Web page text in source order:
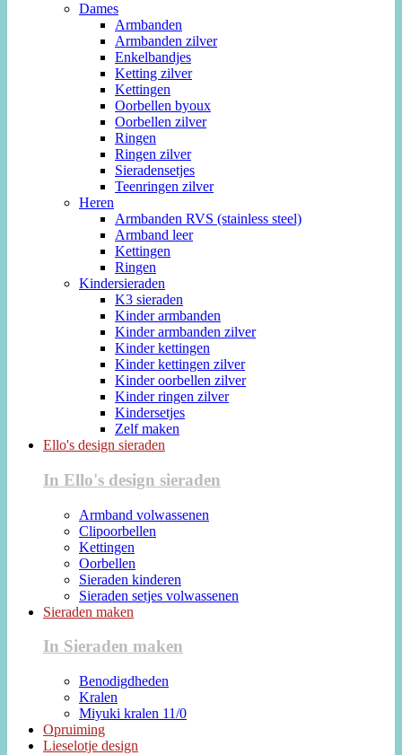
Dames
Armbanden
Armbanden zilver
Enkelbandjes
Ketting zilver
Kettingen
Oorbellen byoux
Oorbellen zilver
Ringen
Ringen zilver
Sieradensetjes
Teenringen zilver
Heren
Armbanden RVS (stainless steel)
Armband leer
Kettingen
Ringen
Kindersieraden
K3 sieraden
Kinder armbanden
Kinder armbanden zilver
Kinder kettingen
Kinder kettingen zilver
Kinder oorbellen zilver
Kinder ringen zilver
Kindersetjes
Zelf maken
Ello's design sieraden
In Ello's design sieraden
Armband volwassenen
Clipoorbellen
Kettingen
Oorbellen
Sieraden kinderen
Sieraden setjes volwassenen
Sieraden maken
In Sieraden maken
Benodigdheden
Kralen
Miyuki kralen 11/0
Opruiming
Lieselotje design